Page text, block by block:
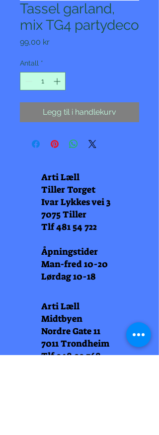
Tassel garland,
mix TG4 partydeco
99,00 krPris
Antall *
Legg til i handlekurv
Arti Læll
Tiller Torget
Ivar Lykkes vei 3
7075 Tiller
Tlf481 54 722
Åpningstider
Man-fred 10-20
Lørdag 10-18
Arti Læll
Midtbyen
Nordre Gate 11
7011 Trondheim
Tlf948 99 768